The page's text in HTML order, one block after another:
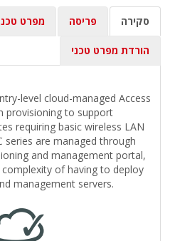
סקירה פריסה מפרט
הורדת מפרט טכני
level cloud-managed Access
provisioning to support
requiring basic wireless LAN
series are managed through
and management portal,
complexity of having to deploy
management servers.